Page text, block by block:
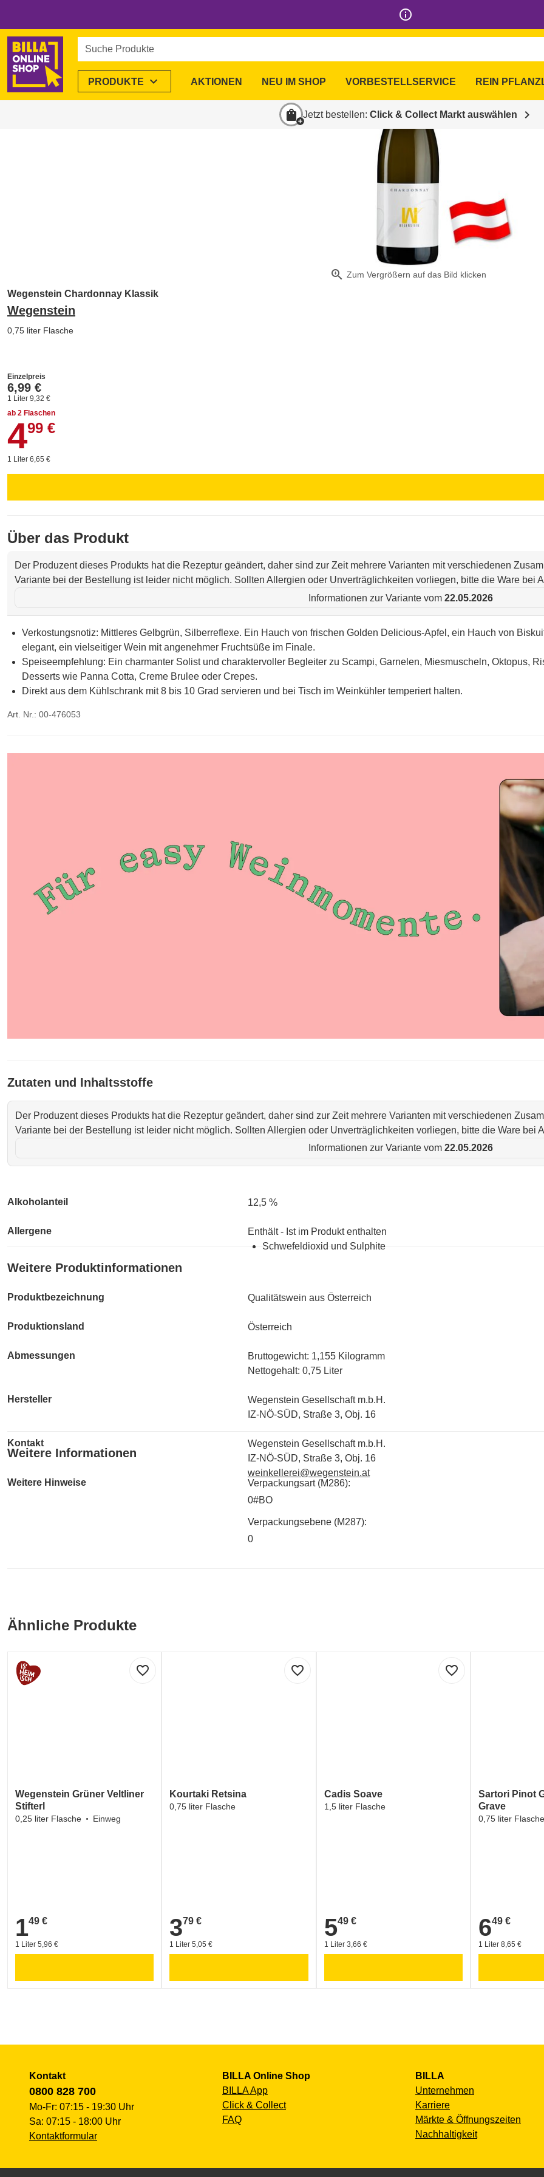
info_outline
Suche Produkte
PRODUKTE expand_more AKTIONEN NEU IM SHOP VORBESTELLSERVICE REIN
shopping_bag Jetzt bestellen: Click & Collect Markt auswählen chevron_right
zoom_in Zum Vergrößern auf das Bild klicken
Wegenstein Chardonnay Klassik
Wegenstein
0,75 liter Flasche
Einzelpreis
6,99 €
1 Liter 9,32 €
ab 2 Flaschen
4,99 €
499 €
1 Liter 6,65 €
Über das Produkt
Der Produzent dieses Produkts hat die Rezeptur geändert, daher sind zur Zeit mehrere Varianten mit verschiedenen
Variante bei der Bestellung ist leider nicht möglich. Sollten Allergien oder Unverträglichkeiten vorliegen, bitte die Ware bei
Informationen zur Variante vom 22.05.2026
Verkostungsnotiz: Mittleres Gelbgrün, Silberreflexe. Ein Hauch von frischen Golden Delicious-Apfel, ein Hauch von
elegant, ein vielseitiger Wein mit angenehmer Fruchtsüße im Finale.
Speiseempfehlung: Ein charmanter Solist und charaktervoller Begleiter zu Scampi, Garnelen, Miesmuscheln, Oktopus,
Desserts wie Panna Cotta, Creme Brulee oder Crepes.
Direkt aus dem Kühlschrank mit 8 bis 10 Grad servieren und bei Tisch im Weinkühler temperiert halten.
Art. Nr.: 00-476053
Zutaten und Inhaltsstoffe
Der Produzent dieses Produkts hat die Rezeptur geändert, daher sind zur Zeit mehrere Varianten mit verschiedenen
Variante bei der Bestellung ist leider nicht möglich. Sollten Allergien oder Unverträglichkeiten vorliegen, bitte die Ware bei
Informationen zur Variante vom 22.05.2026
Alkoholanteil 12,5 %
Allergene
Enthält - Ist im Produkt enthalten
Schwefeldioxid und Sulphite
Weitere Produktinformationen
Produktbezeichnung Qualitätswein aus Österreich
Produktionsland Österreich
Abmessungen
Bruttogewicht: 1,155 Kilogramm
Nettogehalt: 0,75 Liter
Hersteller
Wegenstein Gesellschaft m.b.H.
IZ-NÖ-SÜD, Straße 3, Obj. 16
Kontakt
Wegenstein Gesellschaft m.b.H.
IZ-NÖ-SÜD, Straße 3, Obj. 16
weinkellerei@wegenstein.at
Weitere Informationen
Weitere Hinweise
Verpackungsart (M286):
0#BO
Verpackungsebene (M287):
0
Ähnliche Produkte
favorite_border
Wegenstein Grüner Veltliner
Stifterl
0,25 liter Flasche Einweg
1,49 €
149 €
1 Liter 5,96 €
favorite_border
Kourtaki Retsina
0,75 liter Flasche
3,79 €
379 €
1 Liter 5,05 €
favorite_border
Cadis Soave
1,5 liter Flasche
5,49 €
549 €
1 Liter 3,66 €
Sartori Pinot
Grave
0,75 liter Flasche
6,49 €
649 €
1 Liter 8,65 €
Kontakt
0800 828 700
Mo-Fr: 07:15 - 19:30 Uhr
Sa: 07:15 - 18:00 Uhr
Kontaktformular
BILLA Online Shop
BILLA App
Click & Collect
FAQ
BILLA
Unternehmen
Karriere
Märkte & Öffnungszeiten
Nachhaltigkeit